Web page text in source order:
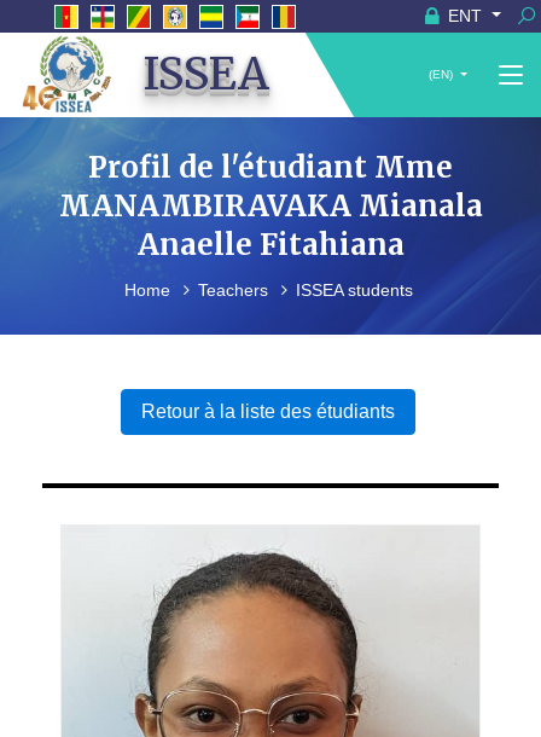
ENT
ISSEA (EN)
Profil de l'étudiant Mme
MANAMBIRAVAKA Mianala
Anaelle Fitahiana
Home Teachers ISSEA students
Retour à la liste des étudiants